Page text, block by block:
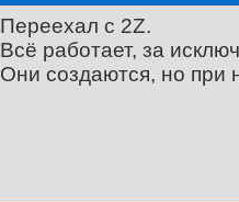
Переехал с 2Z.
Всё работает, за
Они создаются, но при